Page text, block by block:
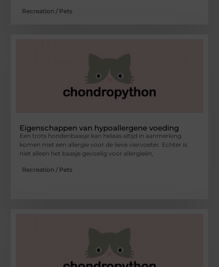
Recreation / Pets
Eigenschappen van hypoallergene voeding
Een trots hondenbaasje kan helaas altijd in aanmerking
komen met een allergie voor de lieve viervoeter. Echter is
niet alleen het baasje gevoelig voor allergieën,
Recreation / Pets